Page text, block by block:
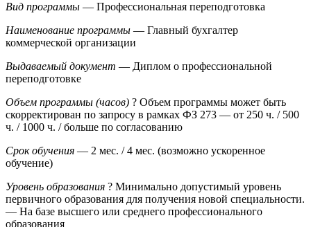
Вид программы — Профессиональная переподготовка
Наименование программы — Главный бухгалтер
коммерческой организации
Выдаваемый документ — Диплом о профессиональной
переподготовке
Объем программы (часов) ? Объем программы может быть
скорректирован по запросу в рамках ФЗ 273 — от 250 ч. / 500
ч. / 1000 ч. / больше по согласованию
Срок обучения — 2 мес. / 4 мес. (возможно ускоренное
обучение)
Уровень образования ? Минимально допустимый уровень
первичного образования для получения новой специальности.
— На базе высшего или среднего профессионального
образования